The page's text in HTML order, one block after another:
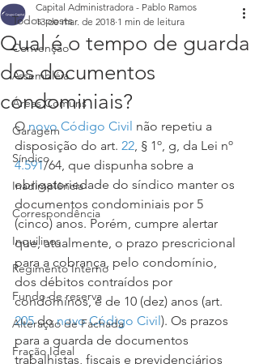
Todos posts
Convenção
Assembléia
Áreas Comuns
Garagem
Síndico
Inadimplência
Correspondência
Inquilinos
Regimento Interno
Fundo de reserva
Alteração de Fachada
Fração Ideal
Qual é o tempo de guarda
dos documentos
condominiais?
Capital Administradora - Pablo Ramos
13 de mar. de 2018 1 min de leitura
O novo Código Civil não repetiu a
disposição do art. 22, § 1º, g, da Lei nº
4.591/64, que dispunha sobre a
obrigatoriedade do síndico manter os
documentos condominiais por 5
(cinco) anos. Porém, cumpre alertar
que, atualmente, o prazo prescricional
para a cobrança, pelo condomínio,
dos débitos contraídos por
condôminos, é de 10 (dez) anos (art.
205 do novo Código Civil). Os prazos
para a guarda de documentos
trabalhistas, fiscais e previdenciários